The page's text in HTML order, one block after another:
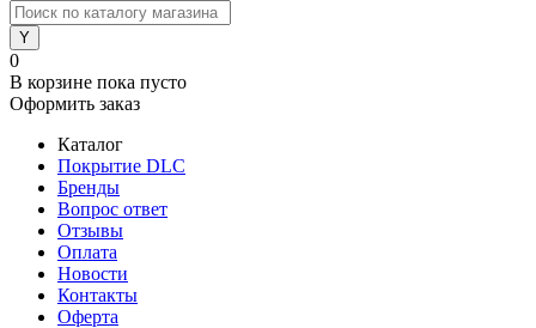
0
В корзине пока пусто
Оформить заказ
Каталог
Покрытие DLC
Бренды
Вопрос ответ
Отзывы
Оплата
Новости
Контакты
Оферта